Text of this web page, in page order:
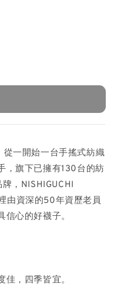
一開始一台手搖式紡織
，旗下已擁有130台的紡
，NISHIGUCHI
由資深的50年資歷老員
心的好襪子。
，四季皆宜。